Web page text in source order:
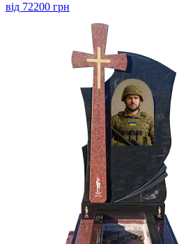
від 72200 грн